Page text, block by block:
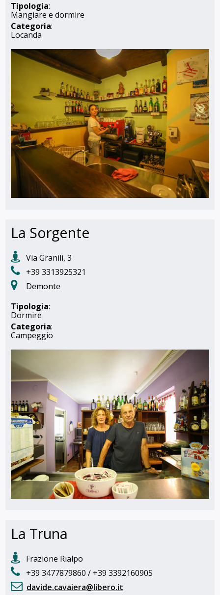
Tipologia:
Mangiare e dormire
Categoria:
Locanda
La Sorgente
Via Granili, 3
+39 3313925321
Demonte
Tipologia:
Dormire
Categoria:
Campeggio
La Truna
Frazione Rialpo
+39 3477879860 / +39 3392160905
davide.cavaiera@libero.it